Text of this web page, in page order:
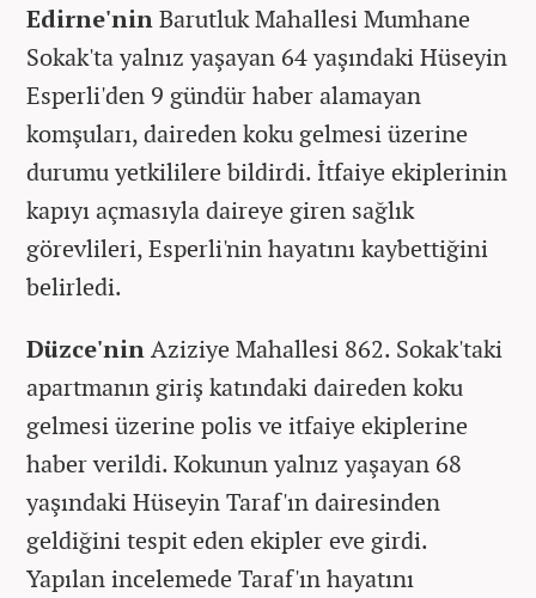
Edirne'ninBarutluk Mahallesi Mumhane
Sokak'ta yalnız yaşayan 64 yaşındaki Hüseyin
Esperli'den 9 gündür haber alamayan
komşuları, daireden koku gelmesi üzerine
durumu yetkililere bildirdi. İtfaiye ekiplerinin
kapıyı açmasıyla daireye giren sağlık
görevlileri, Esperli'nin hayatını kaybettiğini
belirledi.
Düzce'ninAziziye Mahallesi 862. Sokak'taki
apartmanın giriş katındaki daireden koku
gelmesi üzerine polis ve itfaiye ekiplerine
haber verildi. Kokunun yalnız yaşayan 68
yaşındaki Hüseyin Taraf'ın dairesinden
geldiğini tespit eden ekipler eve girdi.
Yapılan incelemede Taraf'ın hayatını